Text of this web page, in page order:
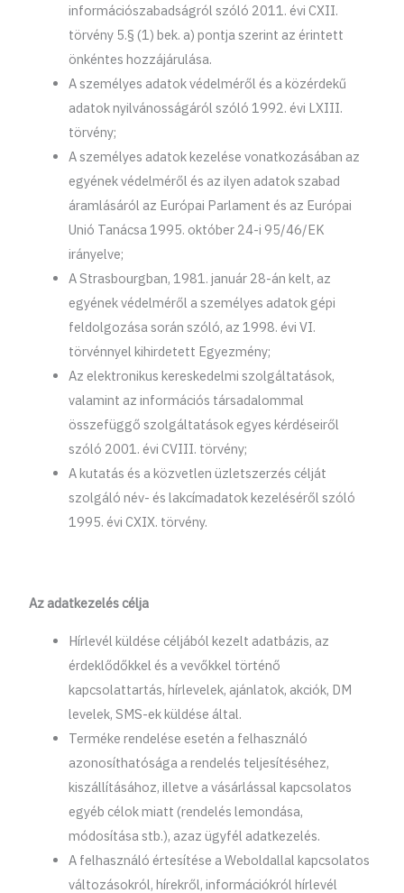
információszabadságról szóló 2011. évi CXII.
törvény 5.§ (1) bek. a) pontja szerint az érintett
önkéntes hozzájárulása.
A személyes adatok védelméről és a közérdekű
adatok nyilvánosságáról szóló 1992. évi LXIII.
törvény;
A személyes adatok kezelése vonatkozásában az
egyének védelméről és az ilyen adatok szabad
áramlásáról az Európai Parlament és az Európai
Unió Tanácsa 1995. október 24-i 95/46/EK
irányelve;
A Strasbourgban, 1981. január 28-án kelt, az
egyének védelméről a személyes adatok gépi
feldolgozása során szóló, az 1998. évi VI.
törvénnyel kihirdetett Egyezmény;
Az elektronikus kereskedelmi szolgáltatások,
valamint az információs társadalommal
összefüggő szolgáltatások egyes kérdéseiről
szóló 2001. évi CVIII. törvény;
A kutatás és a közvetlen üzletszerzés célját
szolgáló név- és lakcímadatok kezeléséről szóló
1995. évi CXIX. törvény.
Az adatkezelés célja
Hírlevél küldése céljából kezelt adatbázis, az
érdeklődőkkel és a vevőkkel történő
kapcsolattartás, hírlevelek, ajánlatok, akciók, DM
levelek, SMS-ek küldése által.
Terméke rendelése esetén a felhasználó
azonosíthatósága a rendelés teljesítéséhez,
kiszállításához, illetve a vásárlással kapcsolatos
egyéb célok miatt (rendelés lemondása,
módosítása stb.), azaz ügyfél adatkezelés.
A felhasználó értesítése a Weboldallal kapcsolatos
változásokról, hírekről, információkról hírlevél